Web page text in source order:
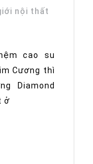
nội thất
cao su
Cương thì
Diamond
ở